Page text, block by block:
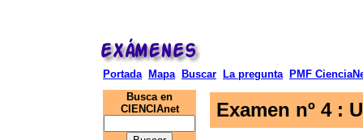
Portada Mapa Buscar La pregunta
PMF
Busca en
CIENCIAnet
Examen nº 4 :